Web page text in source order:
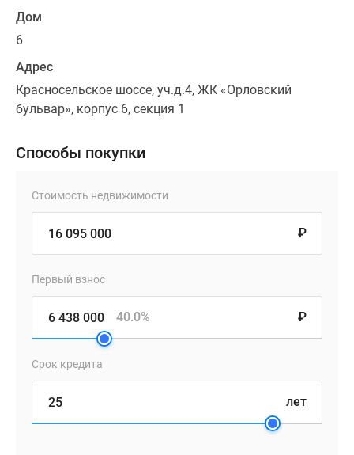
Дом
6
Адрес
Красносельское шоссе, уч.д.4, ЖК «Орловский
бульвар», корпус 6, секция 1
Способы покупки
Стоимость недвижимости
₽
Первый взнос
₽
40.0%
Срок кредита
лет